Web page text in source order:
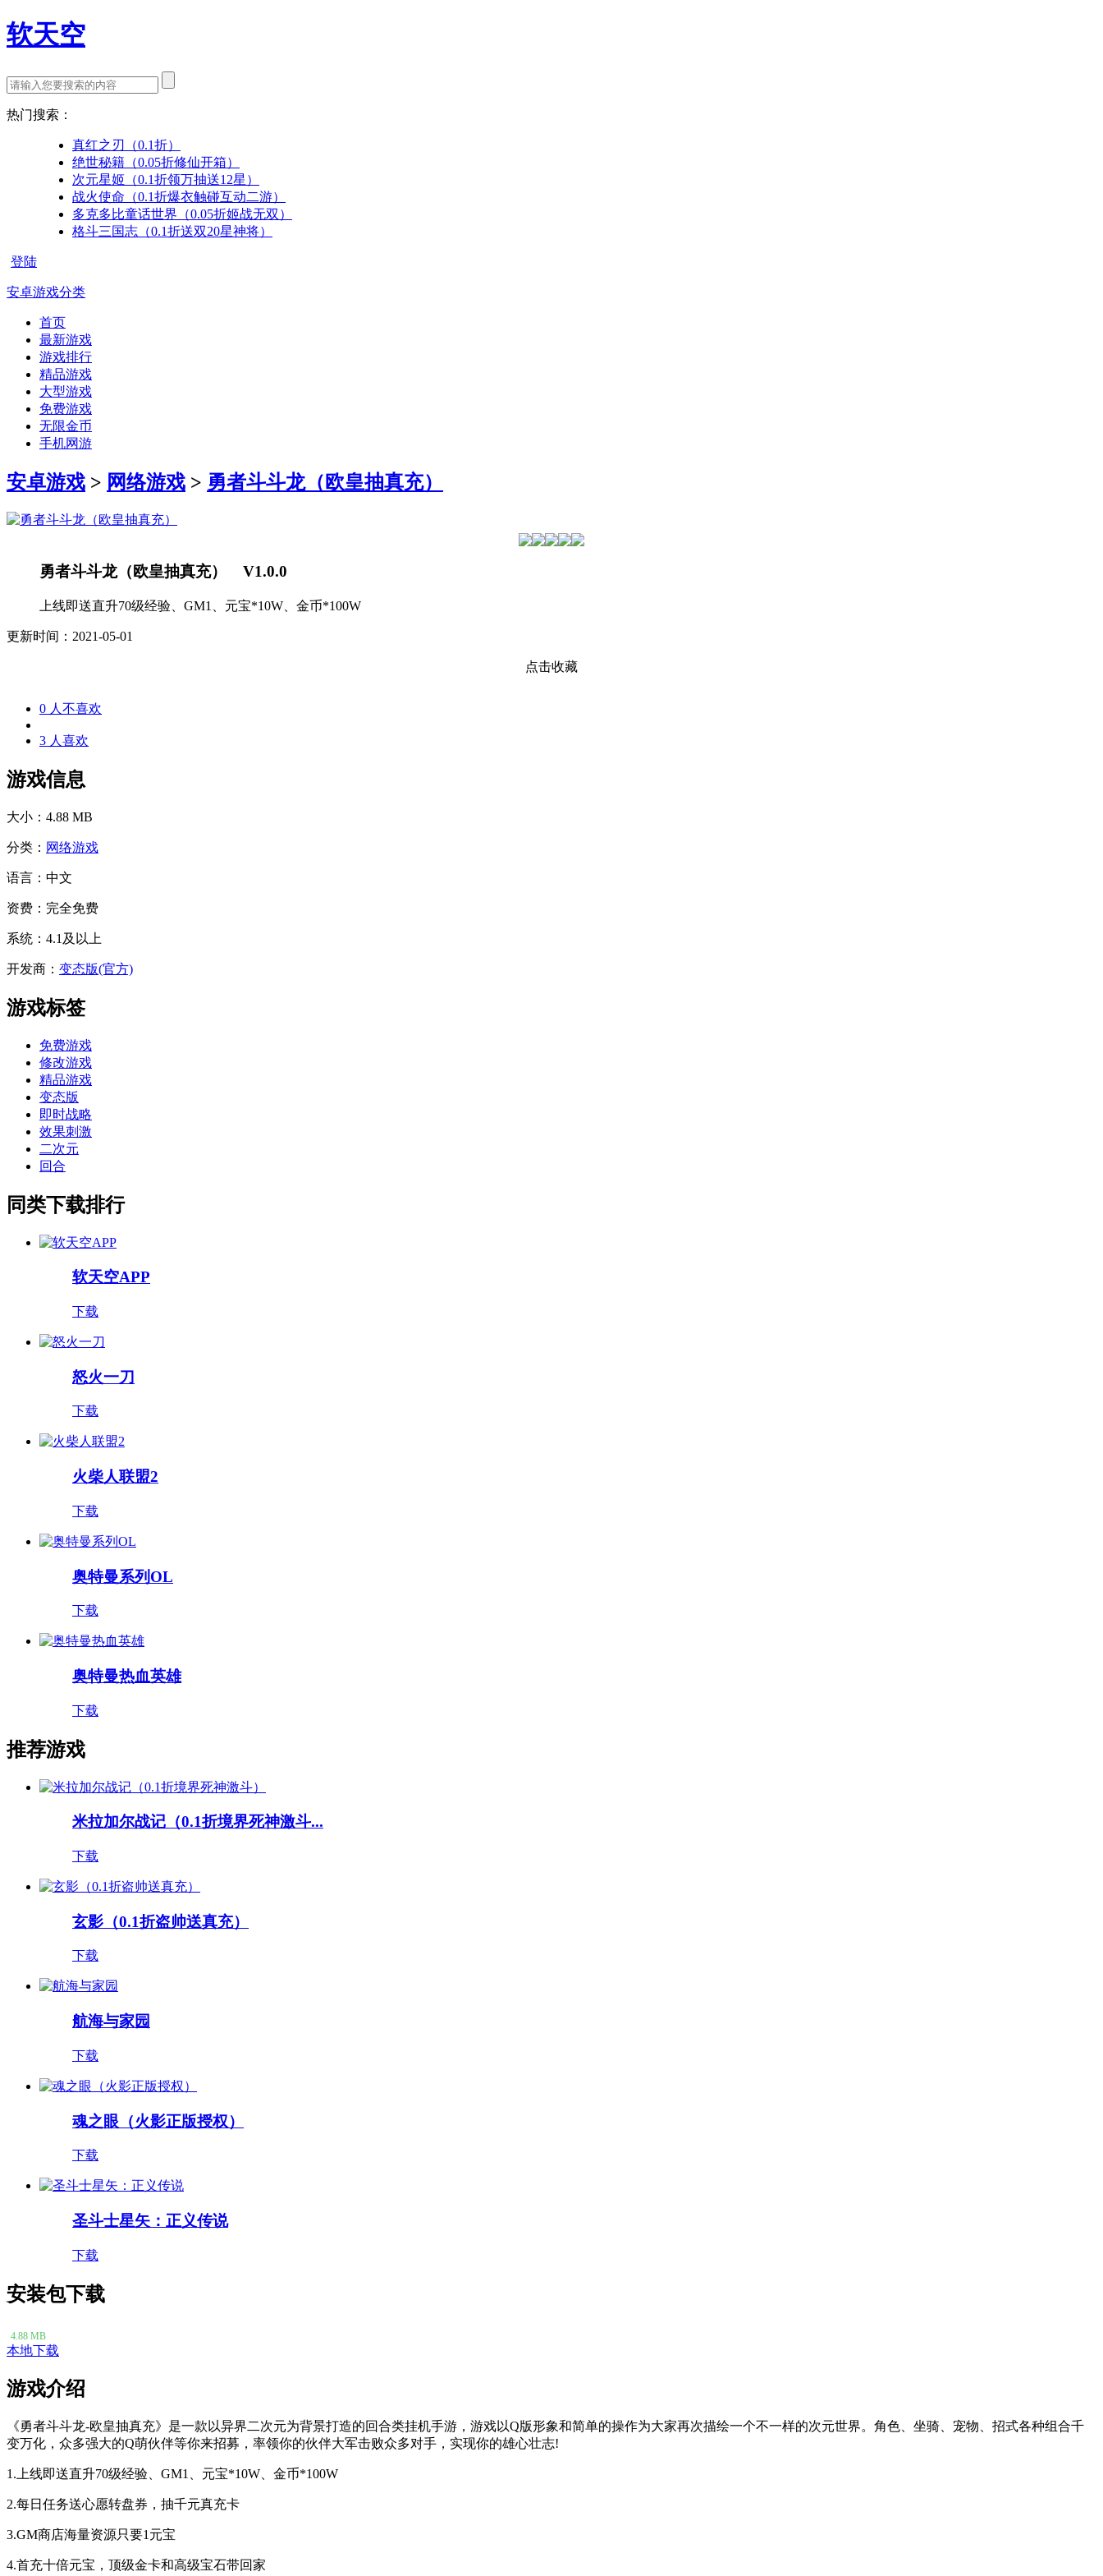
软天空
热门搜索：
真红之刃（0.1折）
绝世秘籍（0.05折修仙开箱）
次元星姬（0.1折领万抽送12星）
战火使命（0.1折爆衣触碰互动二游）
多克多比童话世界（0.05折姬战无双）
格斗三国志（0.1折送双20星神将）
登陆
安卓游戏分类
首页
最新游戏
游戏排行
精品游戏
大型游戏
免费游戏
无限金币
手机网游
安卓游戏 > 网络游戏 > 勇者斗斗龙（欧皇抽真充）
勇者斗斗龙（欧皇抽真充） V1.0.0
上线即送直升70级经验、GM1、元宝*10W、金币*100W
更新时间：2021-05-01
点击收藏
0 人不喜欢
3 人喜欢
游戏信息
大小： 4.88 MB
分类： 网络游戏
语言： 中文
资费： 完全免费
系统： 4.1及以上
开发商： 变态版(官方)
游戏标签
免费游戏
修改游戏
精品游戏
变态版
即时战略
效果刺激
二次元
回合
同类下载排行
软天空APP
下载
怒火一刀
下载
火柴人联盟2
下载
奥特曼系列OL
下载
奥特曼热血英雄
下载
推荐游戏
米拉加尔战记（0.1折境界死神激斗...
下载
玄影（0.1折盗帅送真充）
下载
航海与家园
下载
魂之眼（火影正版授权）
下载
圣斗士星矢：正义传说
下载
安装包下载
4.88 MB
本地下载
游戏介绍
《勇者斗斗龙-欧皇抽真充》是一款以异界二次元为背景打造的回合类挂机手游，游戏以Q版形象和简单的操作为大家再次描绘一个不一样的次元世界。角色、坐骑、宠物、招式各种组合千
变万化，众多强大的Q萌伙伴等你来招募，率领你的伙伴大军击败众多对手，实现你的雄心壮志!
1.上线即送直升70级经验、GM1、元宝*10W、金币*100W
2.每日任务送心愿转盘券，抽千元真充卡
3.GM商店海量资源只要1元宝
4.首充十倍元宝，顶级金卡和高级宝石带回家